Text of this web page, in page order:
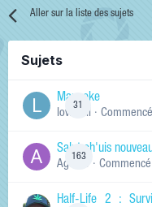
Aller sur la liste des sujets
Sujets
31
Manneke
lowskill · Commencé
163
Salut ch'uis
Ag0Nie · Commencé
Half-Life 2 :